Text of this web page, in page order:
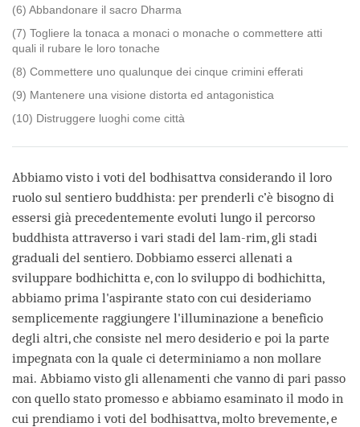
(6) Abbandonare il sacro Dharma
(7) Togliere la tonaca a monaci o monache o commettere atti
quali il rubare le loro tonache
(8) Commettere uno qualunque dei cinque crimini efferati
(9) Mantenere una visione distorta ed antagonistica
(10) Distruggere luoghi come città
Abbiamo visto i voti del bodhisattva considerando il loro
ruolo sul sentiero buddhista: per prenderli c’è bisogno di
essersi già precedentemente evoluti lungo il percorso
buddhista attraverso i vari stadi del lam-rim, gli stadi
graduali del sentiero. Dobbiamo esserci allenati a
sviluppare bodhichitta e, con lo sviluppo di bodhichitta,
abbiamo prima l'aspirante stato con cui desideriamo
semplicemente raggiungere l'illuminazione a beneficio
degli altri, che consiste nel mero desiderio e poi la parte
impegnata con la quale ci determiniamo a non mollare
mai. Abbiamo visto gli allenamenti che vanno di pari passo
con quello stato promesso e abbiamo esaminato il modo in
cui prendiamo i voti del bodhisattva, molto brevemente, e